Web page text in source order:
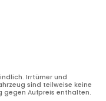
Irrtümer und
sind teilweise keine
gegen Aufpreis enthalten.